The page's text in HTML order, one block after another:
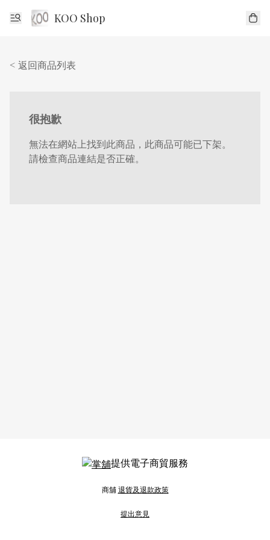
KOO Shop
< 返回商品列表
很抱歉
無法在網站上找到此商品，此商品可能已下架。
請檢查商品連結是否正確。
提供電子商貿服務
商舖退貨及退款政策
提出意見